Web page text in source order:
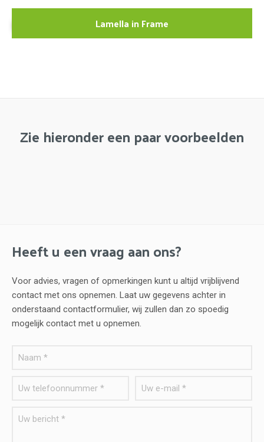
Lamella in Frame
Zie hieronder een paar voorbeelden
Heeft u een vraag aan ons?
Voor advies, vragen of opmerkingen kunt u altijd vrijblijvend
contact met ons opnemen. Laat uw gegevens achter in
onderstaand contactformulier, wij zullen dan zo spoedig
mogelijk contact met u opnemen.